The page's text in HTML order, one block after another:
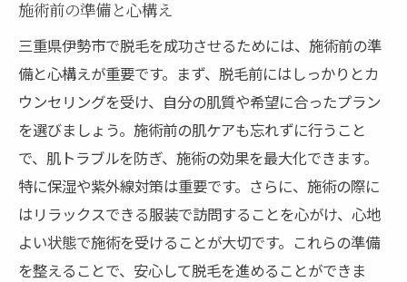
施術前の準備と心構え
三重県伊勢市で脱毛を成功させるためには、施術前の準
備と心構えが重要です。まず、脱毛前にはしっかりとカ
ウンセリングを受け、自分の肌質や希望に合ったプラン
を選びましょう。施術前の肌ケアも忘れずに行うこと
で、肌トラブルを防ぎ、施術の効果を最大化できます。
特に保湿や紫外線対策は重要です。さらに、施術の際に
はリラックスできる服装で訪問することを心がけ、心地
よい状態で施術を受けることが大切です。これらの準備
を整えることで、安心して脱毛を進めることができま